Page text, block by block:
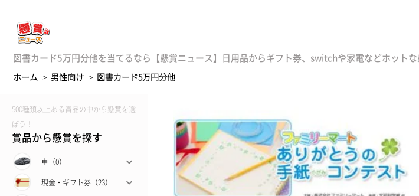
図書カード5万円分他を当てるなら【懸賞ニュース】日用品からギフト券、switchや家電などホット
ホーム > 男性向け > 図書カード5万円分他
500種類以上ある賞品の中から懸賞を選
ぼう！
賞品から懸賞を探す
車（0）
現金・ギフト券（23）